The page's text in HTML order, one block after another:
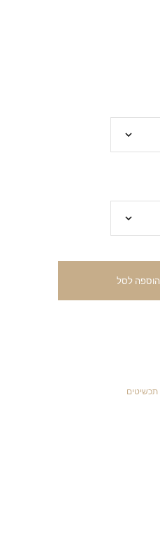
הוספה לסל
תכשיטים